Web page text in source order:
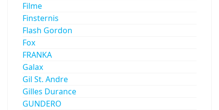
Filme
Finsternis
Flash Gordon
Fox
FRANKA
Galax
Gil St. Andre
Gilles Durance
GUNDERO